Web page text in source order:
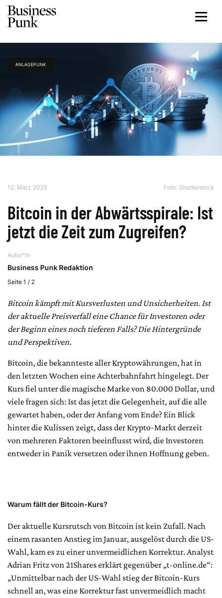
ANLAGEPUNK
12. März 2025 Foto: Shutterstock
Bitcoin in der Abwärtsspirale: Ist
jetzt die Zeit zum Zugreifen?
Autor*in
Business Punk Redaktion
Seite 1 / 2
Bitcoin kämpft mit Kursverlusten und Unsicherheiten. Ist
der aktuelle Preisverfall eine Chance für Investoren oder
der Beginn eines noch tieferen Falls? Die Hintergründe
und Perspektiven.
Bitcoin, die bekannteste aller Kryptowährungen, hat in
den letzten Wochen eine Achterbahnfahrt hingelegt. Der
Kurs fiel unter die magische Marke von 80.000 Dollar, und
viele fragen sich: Ist das jetzt die Gelegenheit, auf die alle
gewartet haben, oder der Anfang vom Ende? Ein Blick
hinter die Kulissen zeigt, dass der Krypto-Markt derzeit
von mehreren Faktoren beeinflusst wird, die Investoren
entweder in Panik versetzen oder ihnen Hoffnung geben.
Warum fällt der Bitcoin-Kurs?
Der aktuelle Kursrutsch von Bitcoin ist kein Zufall. Nach
einem rasanten Anstieg im Januar, ausgelöst durch die US-
Wahl, kam es zu einer unvermeidlichen Korrektur. Analyst
Adrian Fritz von 21Shares erklärt gegenüber „t-online.de“:
„Unmittelbar nach der US-Wahl stieg der Bitcoin-Kurs
schnell an, was eine Korrektur fast unvermeidlich macht